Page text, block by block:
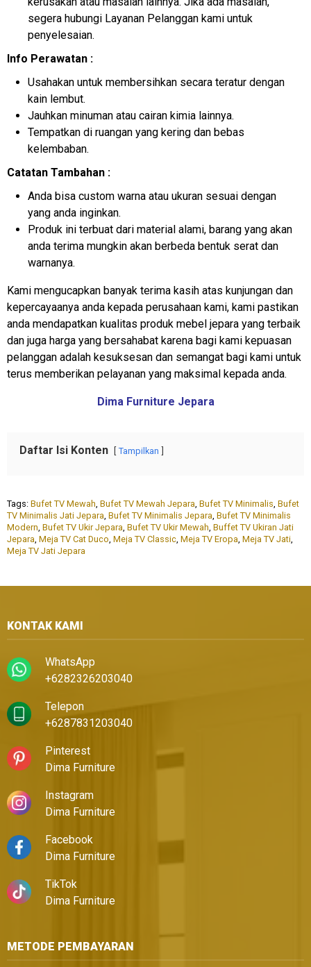
segera hubungi Layanan Pelanggan kami untuk
penyelesaian.
Info Perawatan :
Usahakan untuk membersihkan secara teratur dengan
kain lembut.
Jauhkan minuman atau cairan kimia lainnya.
Tempatkan di ruangan yang kering dan bebas
kelembaban.
Catatan Tambahan :
Anda bisa custom warna atau ukuran sesuai dengan
yang anda inginkan.
Produk ini terbuat dari material alami, barang yang akan
anda terima mungkin akan berbeda bentuk serat dan
warnanya.
Kami mengucapkan banyak terima kasih atas kunjungan dan
kepercayaanya anda kepada perusahaan kami, kami pastikan
anda mendapatkan kualitas produk mebel jepara yang terbaik
dan juga harga yang bersahabat karena bagi kami kepuasan
pelanggan adalah kesuksesan dan semangat bagi kami untuk
terus memberikan pelayanan yang maksimal kepada anda.
Dima Furniture Jepara
Daftar Isi Konten Tampilkan
Tags: Bufet TV Mewah Bufet TV Mewah Jepara Bufet TV Minimalis Bufet
TV Minimalis Jati Jepara Bufet TV Minimalis Jepara Bufet TV Minimalis
Modern Bufet TV Ukir Jepara Bufet TV Ukir Mewah Buffet TV Ukiran Jati
Jepara Meja TV Cat Duco Meja TV Classic Meja TV Eropa Meja TV Jati
Meja TV Jati Jepara
KONTAK KAMI
WhatsApp
+6282326203040
Telepon
+6287831203040
Pinterest
Dima Furniture
Instagram
Dima Furniture
Facebook
Dima Furniture
TikTok
Dima Furniture
METODE PEMBAYARAN